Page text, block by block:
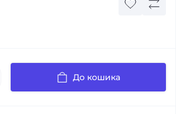
До кошика